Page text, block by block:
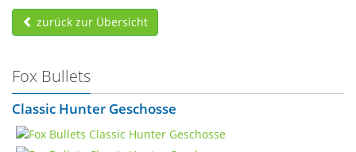
zurück zur Übersicht
Fox Bullets
Classic Hunter Geschosse